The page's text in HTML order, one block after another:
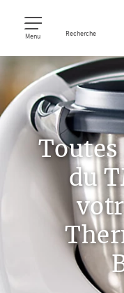
Menu Recherche
du